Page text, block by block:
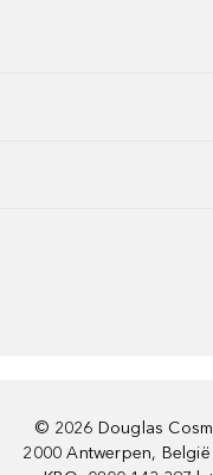
© 2026 Douglas
2000 Antwerpen, België